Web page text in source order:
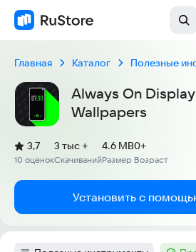
Главная Каталог Полезные
Always On
Wallpapers
Рейтинг:
3,7
(
10 оценок
)
Скачиваний
3 тыс +
Размер
4.6 MB
Возраст
0+
Установить с